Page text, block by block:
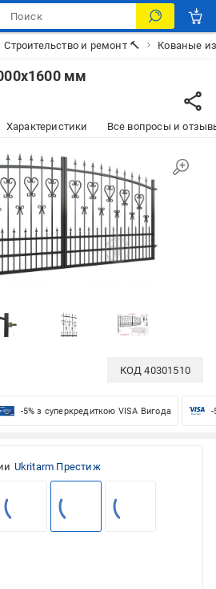
Строительство и ремонт 🔨 Кованые
мм
Характеристики Все вопросы и
КОД40301510
-5% з суперкредиткою VISA Вигода -
Ukritarm Престиж